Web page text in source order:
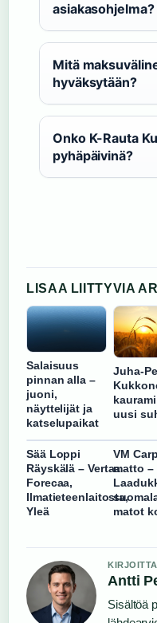
asiakasohjelma?
Mitä
hyväksytään?
Onko K-Rauta
pyhäpäivinä?
LISAA LIITTYVIA
Salaisuus
pinnan alla –
juoni,
näyttelijät ja
katselupaikat
Juha-
uusi
Sää Loppi
Räyskälä – Vertaa
Forecaa,
Ilmatieteenlaitosta,
Yleä
VM
matto –
matot
Antti
Sisältöä